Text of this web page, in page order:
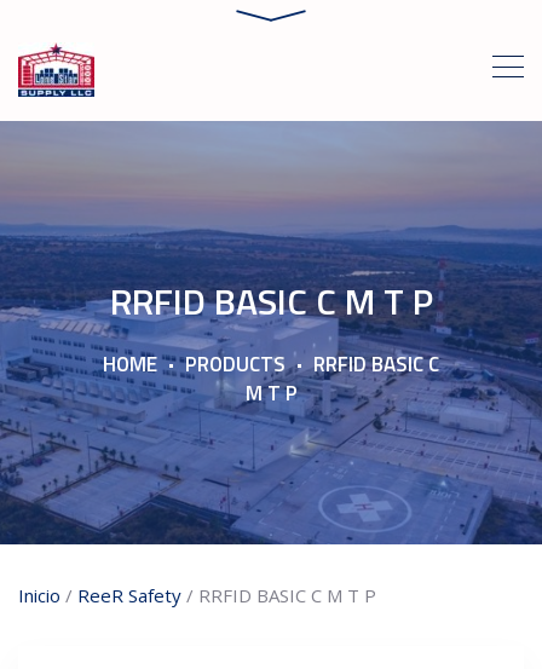
RRFID BASIC C M T P
HOME PRODUCTS
RRFID BASIC C
M T P
Inicio / ReeR Safety / RRFID BASIC C M T P